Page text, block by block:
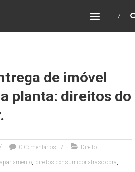
em contato!
que você
de imóvel
planta: direitos do
0 Comentários Direito
, direitos consumidor atraso obra,